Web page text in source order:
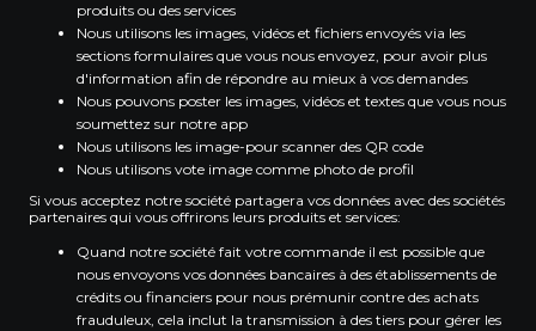
produits ou des services
Nous utilisons les images, vidéos et fichiers envoyés via les
sections formulaires que vous nous envoyez, pour avoir plus
d'information afin de répondre au mieux à vos demandes
Nous pouvons poster les images, vidéos et textes que vous nous
soumettez sur notre app
Nous utilisons les image-pour scanner des QR code
Nous utilisons vote image comme photo de profil
Si vous acceptez notre société partagera vos données avec des sociétés
partenaires qui vous offrirons leurs produits et services:
Quand notre société fait votre commande il est possible que
nous envoyons vos données bancaires à des établissements de
crédits ou financiers pour nous prémunir contre des achats
frauduleux, cela inclut la transmission à des tiers pour gérer les